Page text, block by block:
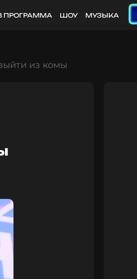
ПРОГРАММА ШОУ МУЗЫКА
из комы